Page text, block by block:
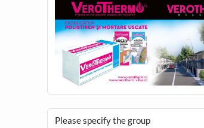
Please specify the group